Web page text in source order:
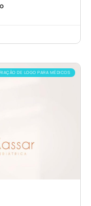
DE LOGO PARA MÉDICOS